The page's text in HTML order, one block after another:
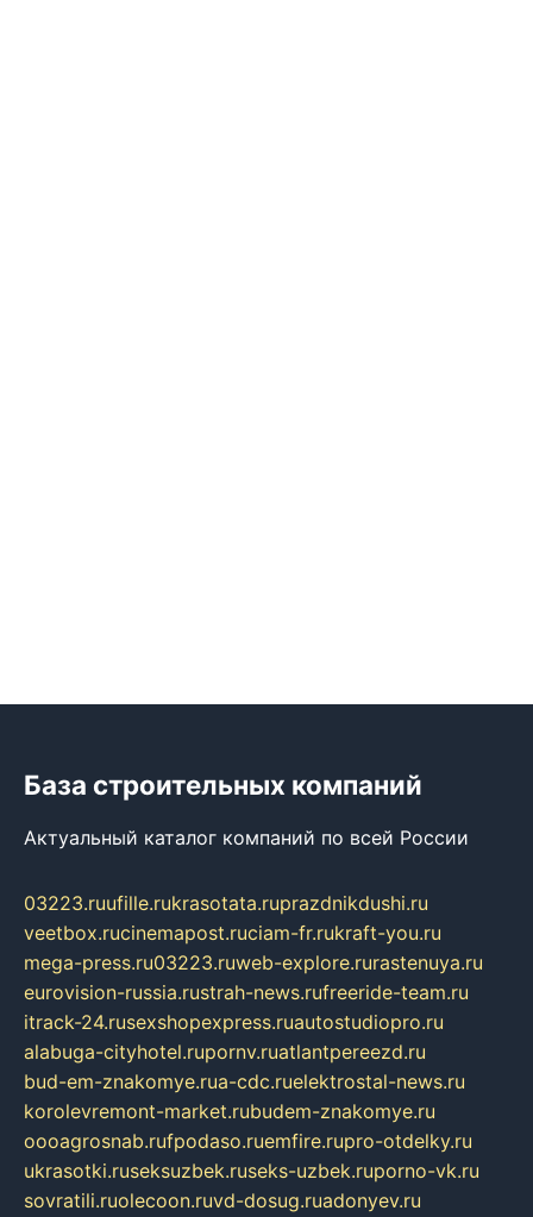
База строительных компаний
Актуальный каталог компаний по всей России
03223.ruufille.rukrasotata.ruprazdnikdushi.ru
veetbox.rucinemapost.ruciam-fr.rukraft-you.ru
mega-press.ru03223.ruweb-explore.rurastenuya.ru
eurovision-russia.rustrah-news.rufreeride-team.ru
itrack-24.rusexshopexpress.ruautostudiopro.ru
alabuga-cityhotel.rupornv.ruatlantpereezd.ru
bud-em-znakomye.rua-cdc.ruelektrostal-news.ru
korolevremont-market.rubudem-znakomye.ru
oooagrosnab.rufpodaso.ruemfire.rupro-otdelky.ru
ukrasotki.ruseksuzbek.ruseks-uzbek.ruporno-vk.ru
sovratili.ruolecoon.ruvd-dosug.ruadonyev.ru